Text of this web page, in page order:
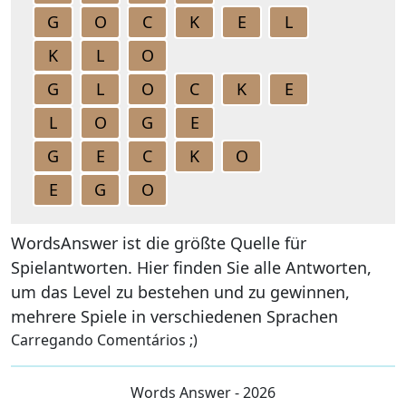
G
O C K E
L
K
L
O
G
L O C K
E
L
O G
E
G
E C K
O
E
G O
WordsAnswer ist die größte Quelle für
Spielantworten. Hier finden Sie alle Antworten,
um das Level zu bestehen und zu gewinnen,
mehrere Spiele in verschiedenen Sprachen
Carregando Comentários ;)
Words Answer - 2026